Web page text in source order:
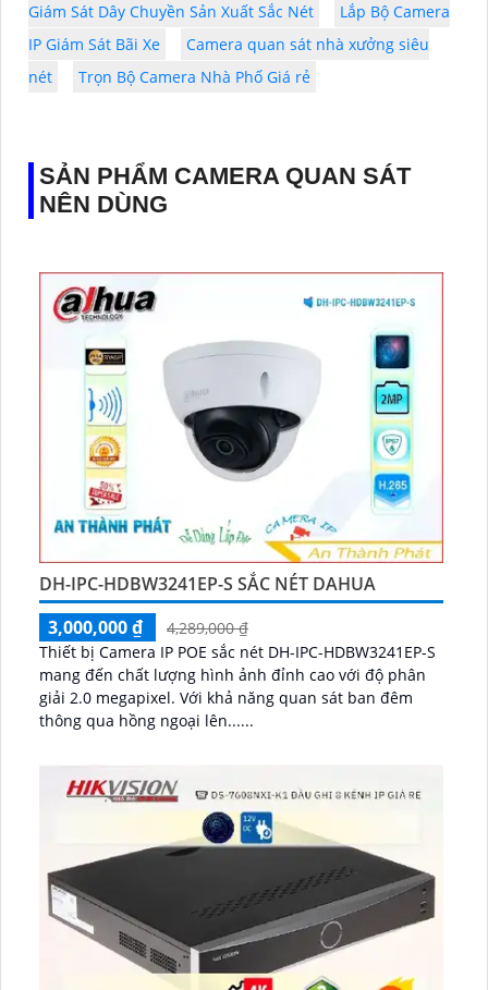
Giám Sát Dây Chuyền Sản Xuất Sắc Nét
Lắp Bộ Camera
IP Giám Sát Bãi Xe
Camera quan sát nhà xưởng siêu
nét
Trọn Bộ Camera Nhà Phố Giá rẻ
SẢN PHẨM CAMERA QUAN SÁT
NÊN DÙNG
DH-IPC-HDBW3241EP-S SẮC NÉT DAHUA
3,000,000 ₫
4,289,000 ₫
Thiết bị Camera IP POE sắc nét DH-IPC-HDBW3241EP-S
mang đến chất lượng hình ảnh đỉnh cao với độ phân
giải 2.0 megapixel. Với khả năng quan sát ban đêm
thông qua hồng ngoại lên......